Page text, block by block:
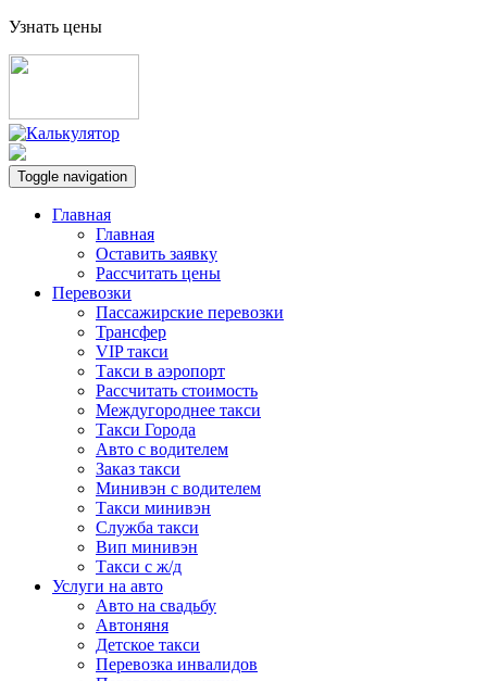
Узнать цены
Toggle navigation
Главная
Главная
Оставить заявку
Рассчитать цены
Перевозки
Пассажирские перевозки
Трансфер
VIP такси
Такси в аэропорт
Рассчитать стоимость
Междугороднее такси
Такси Города
Авто с водителем
Заказ такси
Минивэн с водителем
Такси минивэн
Служба такси
Вип минивэн
Такси с ж/д
Услуги на авто
Авто на свадьбу
Автоняня
Детское такси
Перевозка инвалидов